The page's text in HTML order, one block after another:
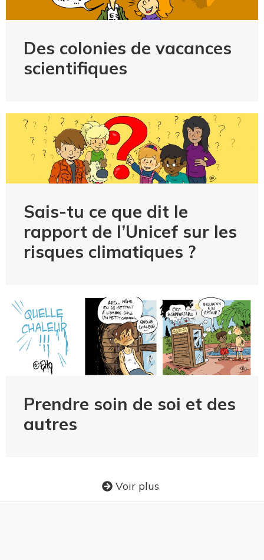
Des colonies de vacances
scientifiques
Sais-tu ce que dit le
rapport de l’Unicef sur les
risques climatiques ?
Prendre soin de soi et des
autres
Voir plus